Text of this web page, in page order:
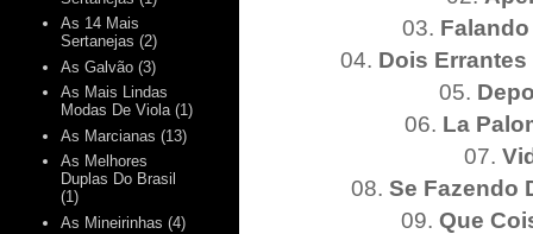
03.
04. Dois
05.
06. La
07.
08. Se Fazendo
09. Que
As 14 Mais
Sertanejas (2)
As Galvão (3)
As Mais Lindas
Modas De Viola (1)
As Marcianas (13)
As Melhores
Duplas Do Brasil
(1)
As Mineirinhas (4)